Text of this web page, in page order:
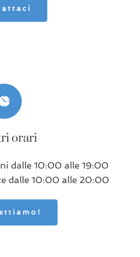
orari
dalle 10:00 alle 19:00
dalle 10:00 alle 20:00